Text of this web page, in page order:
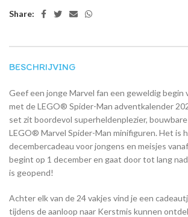
Share:
BESCHRIJVING
Geef een jonge Marvel fan een geweldig begin
met de LEGO® Spider-Man adventkalender
set zit boordevol superheldenplezier,
LEGO® Marvel Spider-Man minifiguren. Het is
decembercadeau voor jongens en meisjes
begint op 1 december en gaat door tot lang
is geopend!
Achter elk van de 24 vakjes vind je een
tijdens de aanloop naar Kerstmis kunnen